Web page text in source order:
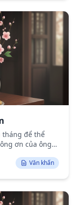
tháng để thể
ơn của ông
Văn khấn